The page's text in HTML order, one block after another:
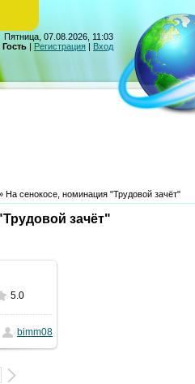
Пятница, 07.08.2026, 11:03
Гость | Регистрация | Вход
На сенокосе, номинация "Трудовой зачёт"
зачёт"
5.0
bimm08